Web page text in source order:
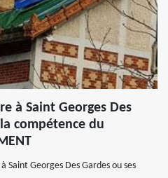
à Saint Georges Des
compétence du
Saint Georges Des Gardes ou ses